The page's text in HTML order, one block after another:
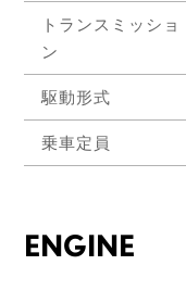
トランスミッショ
ン
駆動形式
乗車定員
ENGINE